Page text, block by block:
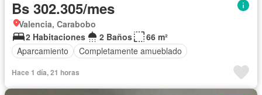
Bs 302.305/mes
Valencia, Carabobo
2 Habitaciones
2 Baños
66 m²
Aparcamiento
Completamente amueblado
Hace 1 día, 21 horas